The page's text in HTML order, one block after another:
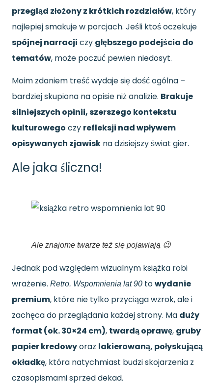
przegląd złożony z krótkich rozdziałów, który
najlepiej smakuje w porcjach. Jeśli ktoś oczekuje
spójnej narracji czy głębszego podejścia do
tematów, może poczuć pewien niedosyt.
Moim zdaniem treść wydaje się dość ogólna –
bardziej skupiona na opisie niż analizie. Brakuje
silniejszych opinii, szerszego kontekstu
kulturowego czy refleksji nad wpływem
opisywanych zjawisk na dzisiejszy świat gier.
Ale jaka śliczna!
Ale znajome twarze też się pojawiają 😉
Jednak pod względem wizualnym książka robi
wrażenie. Retro. Wspomnienia lat 90 towydanie
premium, które nie tylko przyciąga wzrok, ale i
zachęca do przeglądania każdej strony. Ma duży
format (ok. 30×24 cm), twardą oprawę, gruby
papier kredowyoraz lakierowaną, połyskującą
okładkę, która natychmiast budzi skojarzenia z
czasopismami sprzed dekad.